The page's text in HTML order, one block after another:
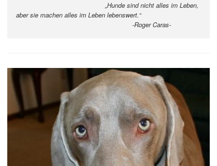
„Hunde sind nicht alles im Leben,
aber sie machen alles im Leben lebenswert.“
-Roger Caras-